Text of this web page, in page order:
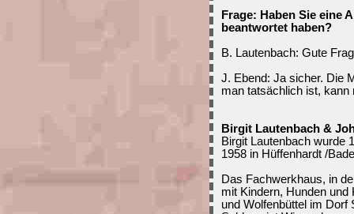
Frage: Haben Sie eine
beantwortet haben?
B. Lautenbach: Gute
J. Ebend: Ja sicher. Die
man tatsächlich ist,
Birgit Lautenbach &
Birgit Lautenbach wurde
1958 in Hüffenhardt /
Das Fachwerkhaus, in
mit Kindern, Hunden
und Wolfenbüttel im Dorf